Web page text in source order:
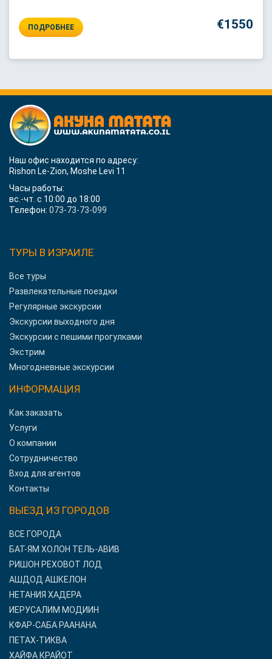
ПОДРОБНЕЕ €1550
Наш офис находится по адресу:
Rishon Le-Zion, Moshe Levi 11
Часы работы:
вс.-чт. с 10:00 до 18:00
Телефон: 073-73-73-099
ТУРЫ В ИЗРАИЛЕ
Все туры
Развлекательные поездки
Регулярные экскурсии
Экскурсии выходного дня
Экскурсии с пешими прогулками
Экстрим
Многодневные экскурсии
ИНФОРМАЦИЯ
Как заказать
Услуги
О компании
Сотрудничество
Вход для агентов
Контакты
ВЫЕЗД ИЗ ГОРОДОВ
ВСЕ ГОРОДА
БАТ-ЯМ ХОЛОН ТЕЛЬ-АВИВ
РИШОН РЕХОВОТ ЛОД
АШДОД АШКЕЛОН
НЕТАНИЯ ХАДЕРА
ИЕРУСАЛИМ МОДИИН
КФАР-САБА РААНАНА
ПЕТАХ-ТИКВА
ХАЙФА КРАЙОТ